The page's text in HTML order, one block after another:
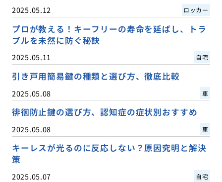
2025.05.12 ロッカー
プロが教える！キーフリーの寿命を延ばし、トラ
ブルを未然に防ぐ秘訣
2025.05.11 自宅
引き戸用簡易鍵の種類と選び方、徹底比較
2025.05.08 車
徘徊防止鍵の選び方、認知症の症状別おすすめ
2025.05.08 車
キーレスが光るのに反応しない？原因究明と解決
策
2025.05.07 自宅